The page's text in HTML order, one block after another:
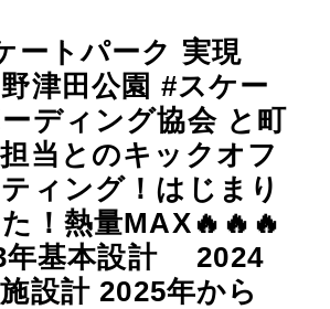
ートパーク 実現
津田公園 #スケー
ーディング協会 と町
当とのキックオフ
ィング！はじまり
！熱量MAX🔥🔥🔥
年基本設計 2024
設計 2025年から